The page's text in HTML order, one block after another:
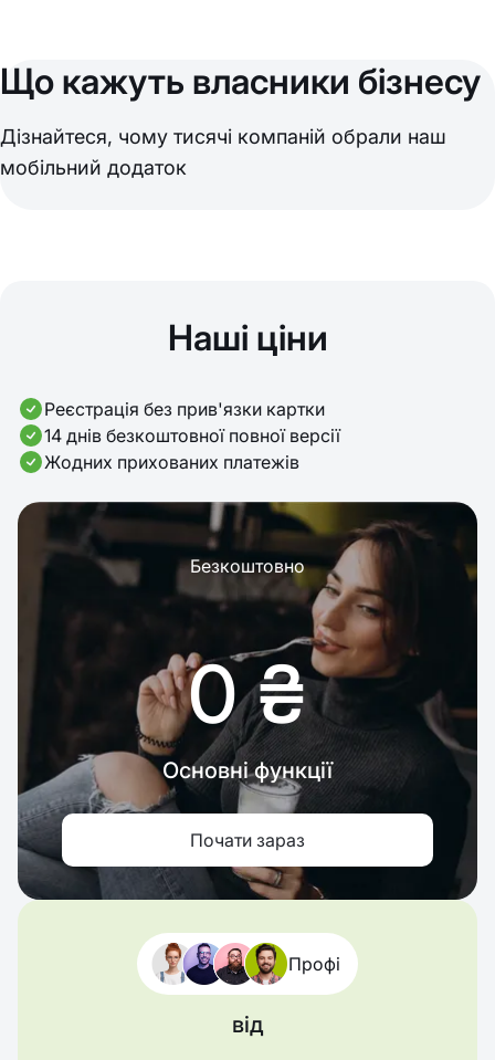
Що кажуть власники бізнесу
Дізнайтеся, чому тисячі компаній обрали наш
мобільний додаток
Наші ціни
Реєстрація без прив'язки картки
14 днів безкоштовної повної версії
Жодних прихованих платежів
Безкоштовно
0 ₴
Основні функції
Почати зараз
Профі
від